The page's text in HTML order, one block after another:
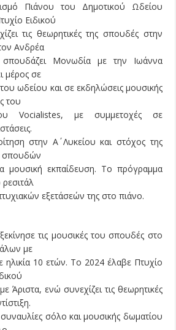
Πιάνου του Δημοτικού Ωδείου
Ειδικού
τις θεωρητικές της σπουδές στην
Ανδρέα
Μονωδία με την Ιωάννα
μέρος σε
ωδείου και σε εκδηλώσεις μουσικής
του
Vocialistes, με συμμετοχές σε
στην Α΄ Λυκείου και στόχος της
σπουδών
μουσική εκπαίδευση. Το πρόγραμμα
εξετάσεών της στο πιάνο.
τις μουσικές του σπουδές στο
με
10 ετών. Το 2024 έλαβε Πτυχίο
Άριστα, ενώ συνεχίζει τις θεωρητικές
σόλο και μουσικής δωματίου